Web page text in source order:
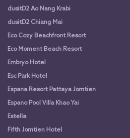
dusitD2 Ao Nang Krabi
dusitD2 Chiang Mai
Eco Cozy Beachfront Resort
Eco Moment Beach Resort
Embryo Hotel
Esc Park Hotel
Espana Resort Pattaya Jomtien
Espano Pool Villa Khao Yai
Estella
Fifth Jomtien Hotel